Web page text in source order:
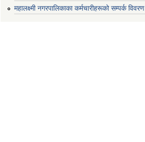
महालक्ष्मी नगरपालिकाका कर्मचारीहरूको सम्पर्क विवरण